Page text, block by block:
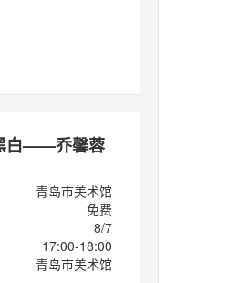
白——乔馨蓉
青岛市美术馆
免费
8/7
17:00-18:00
青岛市美术馆